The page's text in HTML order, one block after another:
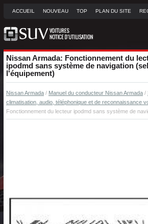
ACCUEIL NOUVEAU TOP PLAN DU SITE
Nissan Armada: Fonctionnement du
ipodmd sans système de navigation
l'équipement)
Nissan Armada / Manuel du conducteur Nissan Armada /
climatisation, audio, téléphonique et de reconnaissance
Fonctionnement du lecteur ipodmd sans système de